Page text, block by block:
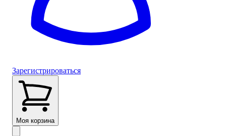
Зарегистрироваться
Моя корзина